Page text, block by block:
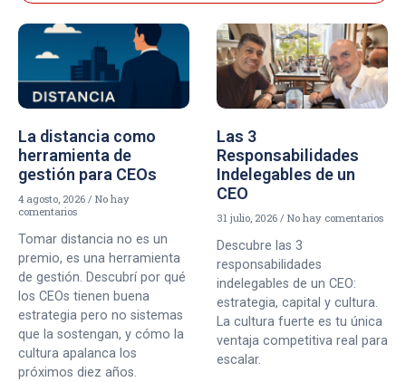
La distancia como
herramienta de
gestión para CEOs
4 agosto, 2026
No hay
comentarios
Tomar distancia no es un
premio, es una herramienta
de gestión. Descubrí por qué
los CEOs tienen buena
estrategia pero no sistemas
que la sostengan, y cómo la
cultura apalanca los
próximos diez años.
Las 3
Responsabilidades
Indelegables de un
CEO
31 julio, 2026 No hay comentarios
Descubre las 3
responsabilidades
indelegables de un CEO:
estrategia, capital y cultura.
La cultura fuerte es tu única
ventaja competitiva real para
escalar.